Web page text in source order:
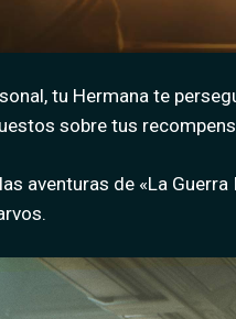
tu Hermana te
sobre tus
aventuras de «La